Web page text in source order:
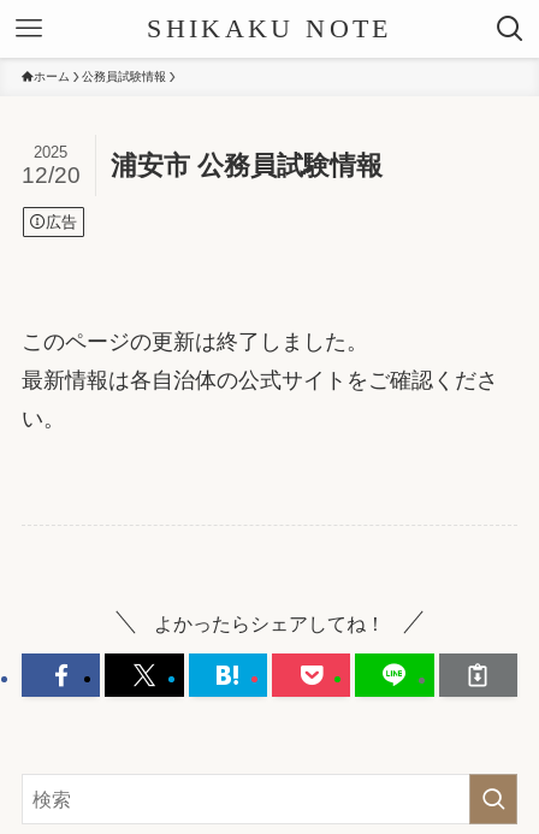
SHIKAKU NOTE
ホーム 公務員試験情報
浦安市 公務員試験情報
2025
12/20
広告
このページの更新は終了しました。
最新情報は各自治体の公式サイトをご確認くださ
い。
よかったらシェアしてね！